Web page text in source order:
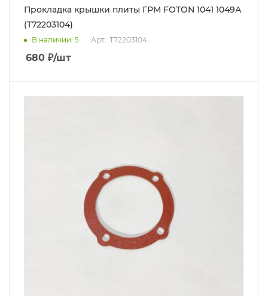
Прокладка крышки плиты ГРМ FOTON 1041 1049А
(T72203104)
В наличии: 5 Арт.: T72203104
680 ₽/шт